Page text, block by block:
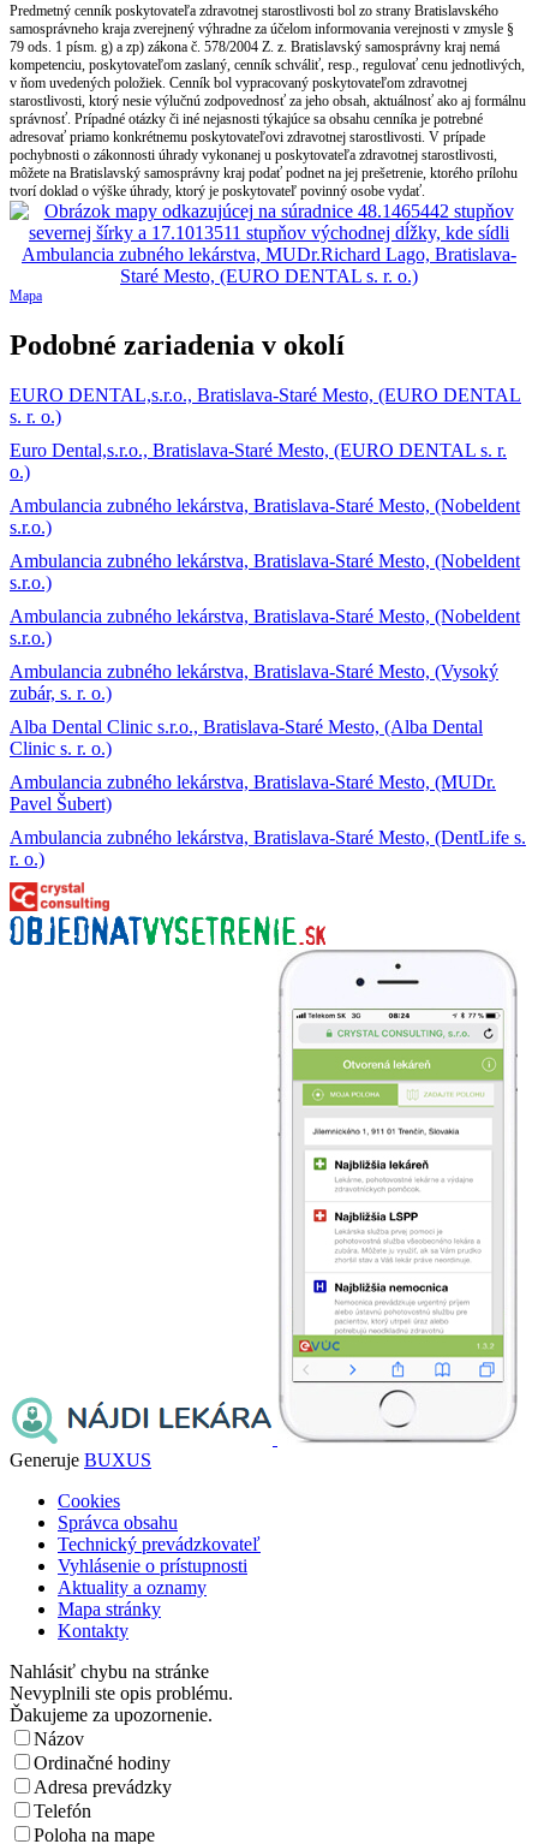
Predmetný cenník poskytovateľa zdravotnej starostlivosti bol zo strany Bratislavského
samosprávneho kraja zverejnený výhradne za účelom informovania verejnosti v zmysle §
79 ods. 1 písm. g) a zp) zákona č. 578/2004 Z. z. Bratislavský samosprávny kraj nemá
kompetenciu, poskytovateľom zaslaný, cenník schváliť, resp., regulovať cenu jednotlivých,
v ňom uvedených položiek. Cenník bol vypracovaný poskytovateľom zdravotnej
starostlivosti, ktorý nesie výlučnú zodpovednosť za jeho obsah, aktuálnosť ako aj formálnu
správnosť. Prípadné otázky či iné nejasnosti týkajúce sa obsahu cenníka je potrebné
adresovať priamo konkrétnemu poskytovateľovi zdravotnej starostlivosti. V prípade
pochybnosti o zákonnosti úhrady vykonanej u poskytovateľa zdravotnej starostlivosti,
môžete na Bratislavský samosprávny kraj podať podnet na jej prešetrenie, ktorého prílohu
tvorí doklad o výške úhrady, ktorý je poskytovateľ povinný osobe vydať.
Mapa
Podobné zariadenia v okolí
EURO DENTAL,s.r.o., Bratislava-Staré Mesto, (EURO DENTAL
s. r. o.)
Euro Dental,s.r.o., Bratislava-Staré Mesto, (EURO DENTAL s. r.
o.)
Ambulancia zubného lekárstva, Bratislava-Staré Mesto, (Nobeldent
s.r.o.)
Ambulancia zubného lekárstva, Bratislava-Staré Mesto, (Nobeldent
s.r.o.)
Ambulancia zubného lekárstva, Bratislava-Staré Mesto, (Nobeldent
s.r.o.)
Ambulancia zubného lekárstva, Bratislava-Staré Mesto, (Vysoký
zubár, s. r. o.)
Alba Dental Clinic s.r.o., Bratislava-Staré Mesto, (Alba Dental
Clinic s. r. o.)
Ambulancia zubného lekárstva, Bratislava-Staré Mesto, (MUDr.
Pavel Šubert)
Ambulancia zubného lekárstva, Bratislava-Staré Mesto, (DentLife s.
r. o.)
Generuje BUXUS
Cookies
Správca obsahu
Technický prevádzkovateľ
Vyhlásenie o prístupnosti
Aktuality a oznamy
Mapa stránky
Kontakty
Nahlásiť chybu na stránke
Nevyplnili ste opis problému.
Ďakujeme za upozornenie.
Názov
Ordinačné hodiny
Adresa prevádzky
Telefón
Poloha na mape